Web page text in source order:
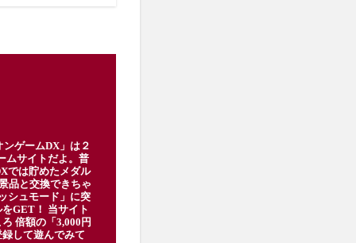
ゲームDX」は２
ムサイトだよ。普
では貯めたメダル
品と交換できちゃ
シュモード」に突
GET！ 当サイト
倍額の「3,000円
して遊んでみて